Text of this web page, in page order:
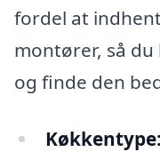
fordel at
montører, så
og finde den
Køkkentype: